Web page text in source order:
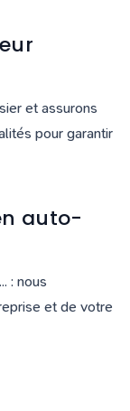
et assurons
pour garantir
auto-
: nous
et de votre